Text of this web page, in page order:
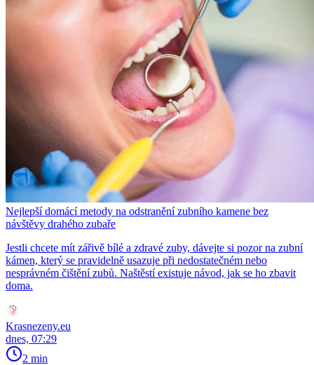
Nejlepší domácí metody na odstranění zubního kamene bez
návštěvy drahého zubaře
Jestli chcete mít zářivě bílé a zdravé zuby, dávejte si pozor na zubní
kámen, který se pravidelně usazuje při nedostatečném nebo
nesprávném čištění zubů. Naštěstí existuje návod, jak se ho zbavit
doma.
Krasnezeny.eu
dnes, 07:29
2 min